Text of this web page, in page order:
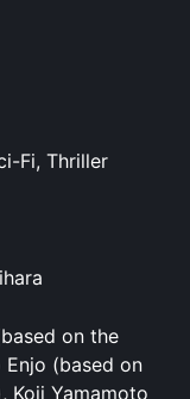
Fi, Thriller
on the
Enjo (based on
Koji Yamamoto